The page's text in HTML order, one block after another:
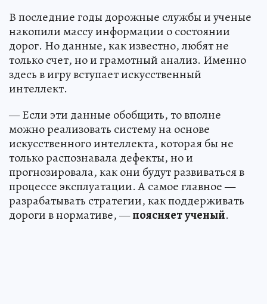
В последние годы дорожные службы и ученые
накопили массу информации о состоянии
дорог. Но данные, как известно, любят не
только счет, но и грамотный анализ. Именно
здесь в игру вступает искусственный
интеллект.
— Если эти данные обобщить, то вполне
можно реализовать систему на основе
искусственного интеллекта, которая бы не
только распознавала дефекты, но и
прогнозировала, как они будут развиваться в
процессе эксплуатации. А самое главное —
разрабатывать стратегии, как поддерживать
дороги в нормативе, —поясняетученый.